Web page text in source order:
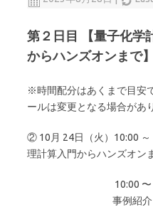
第２日目 【量子化学
からハンズオンまで】
※時間配分はあくまで目安
ールは変更となる場合があ
② 10月 24日（火）10:00
理計算入門からハンズオン
10:00
事例紹介